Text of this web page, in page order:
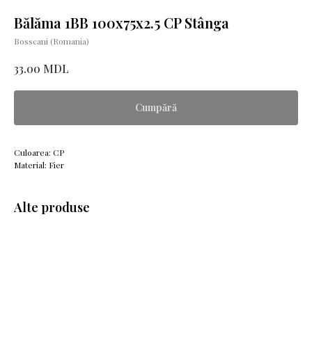
Bălăma 1BB 100x75x2.5 CP Stânga
Bosscani (Romania)
33.00 MDL
Cumpără
Culoarea: CP
Material: Fier
Alte produse